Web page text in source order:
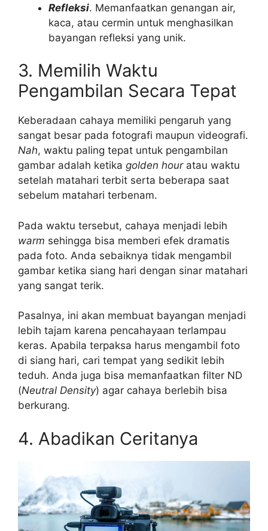
Refleksi. Memanfaatkan genangan air,
kaca, atau cermin untuk menghasilkan
bayangan refleksi yang unik.
3. Memilih Waktu
Pengambilan Secara Tepat
Keberadaan cahaya memiliki pengaruh yang
sangat besar pada fotografi maupun videografi.
Nah, waktu paling tepat untuk pengambilan
gambar adalah ketika golden houratau waktu
setelah matahari terbit serta beberapa saat
sebelum matahari terbenam.
Pada waktu tersebut, cahaya menjadi lebih
warm sehingga bisa memberi efek dramatis
pada foto. Anda sebaiknya tidak mengambil
gambar ketika siang hari dengan sinar matahari
yang sangat terik.
Pasalnya, ini akan membuat bayangan menjadi
lebih tajam karena pencahayaan terlampau
keras. Apabila terpaksa harus mengambil foto
di siang hari, cari tempat yang sedikit lebih
teduh. Anda juga bisa memanfaatkan filter ND
(Neutral Density) agar cahaya berlebih bisa
berkurang.
4. Abadikan Ceritanya